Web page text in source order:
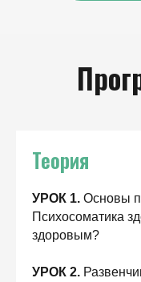
Теория
УРОК 1. Основы
Психосоматика
здоровым?
УРОК 2.